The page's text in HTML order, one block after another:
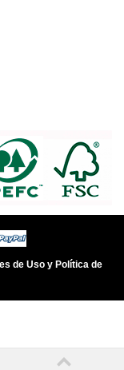
de Uso y Política de